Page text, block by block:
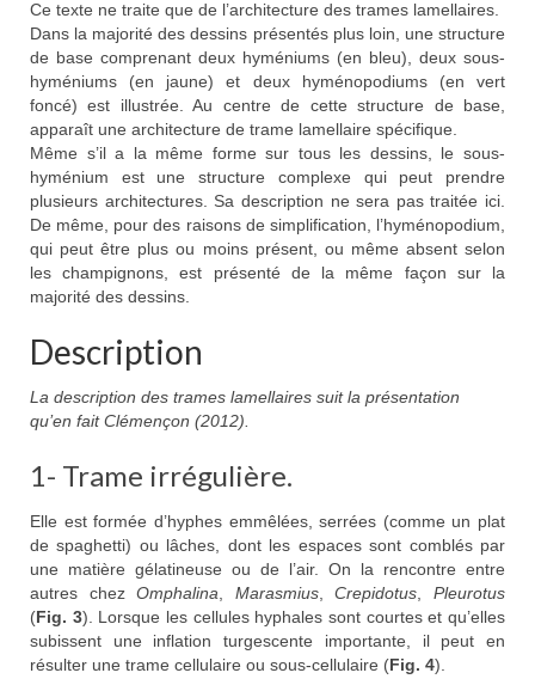
Ce texte ne traite que de l’architecture des trames lamellaires.
Dans la majorité des dessins présentés plus loin, une structure
de base comprenant deux hyméniums (en bleu), deux sous-
hyméniums (en jaune) et deux hyménopodiums (en vert
foncé) est illustrée. Au centre de cette structure de base,
apparaît une architecture de trame lamellaire spécifique.
Même s’il a la même forme sur tous les dessins, le sous-
hyménium est une structure complexe qui peut prendre
plusieurs architectures. Sa description ne sera pas traitée ici.
De même, pour des raisons de simplification, l’hyménopodium,
qui peut être plus ou moins présent, ou même absent selon
les champignons, est présenté de la même façon sur la
majorité des dessins.
Description
La description des trames lamellaires suit la présentation
qu’en fait Clémençon (2012).
1- Trame irrégulière.
Elle est formée d’hyphes emmêlées, serrées (comme un plat
de spaghetti) ou lâches, dont les espaces sont comblés par
une matière gélatineuse ou de l’air. On la rencontre entre
autres chezOmphalina Marasmius,Crepidotus ,Pleurotus
(Fig.­ 3). Lorsque les cellules hyphales sont courtes et qu’elles
subissent une inflation turgescente importante, il peut en
résulter une trame cellulaire ou sous-cellulaire (Fig. 4).